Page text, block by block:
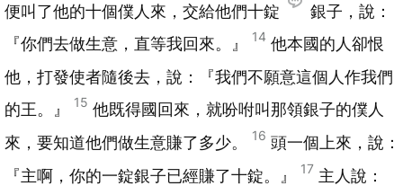
便叫了他的十個僕人來，交給他們十錠
銀子，說：
『你們去做生意，直等我回來。』
14 他本國的人卻恨
他，打發使者隨後去，說：『我們不願意這個人作我們
的王。』
15 他既得國回來，就吩咐叫那領銀子的僕人
來，要知道他們做生意賺了多少。
16 頭一個上來，說：
『主啊，你的一錠銀子已經賺了十錠。』
17 主人說：